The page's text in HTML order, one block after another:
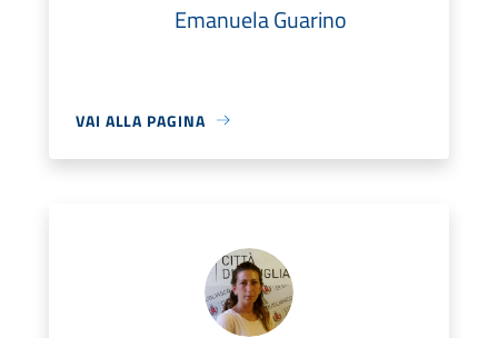
Emanuela Guarino
VAI ALLA PAGINA